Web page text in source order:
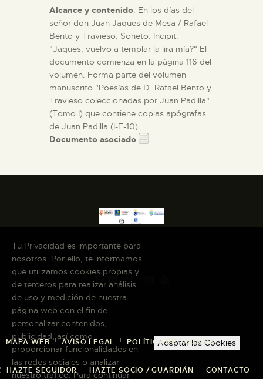
Alcance y contenido: En los días del
señor don Juan Jaques de Mesa / Rafael
Bento y Travieso. Soneto. Incipit:
"Jaques, vuelvo a templar la lira mía?" El
documento comienza en la página 116 del
volumen. Forma parte del volumen
manuscrito "Poesías de D. Rafael Bento y
Travieso coleccionadas por Juan Padilla"
(Tomo I) que contiene copias apógrafas
de Juan Padilla (I-F-10)
Documento asociado
MAPA WEB AVISO LEGAL POLÍTICA DE COOKIES
HAZTE SEGUIDOR HAZTE SOCIO / GUARDIÁN CONTACTO
Tu Privacidad es importante para
nosotros. Por ello, te informamos
que utilizamos cookies propias y
de terceros para realizar análisis
de uso y medición de nuestra
página web con el fin de
personalizar contenidos,
publicidad, así como
proporcionar funcionalidades en
las redes sociales o analizar
nuestro tráfico. Para continuar
Aceptar las Cookies